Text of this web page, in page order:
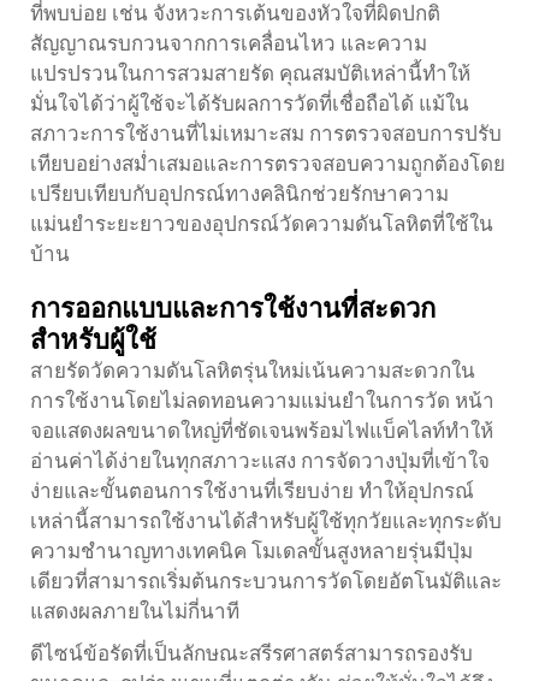
ที่พบบ่อย เช่น จังหวะการเต้นของหัวใจที่ผิดปกติ
สัญญาณรบกวนจากการเคลื่อนไหว และความ
แปรปรวนในการสวมสายรัด คุณสมบัติเหล่านี้ทำให้
มั่นใจได้ว่าผู้ใช้จะได้รับผลการวัดที่เชื่อถือได้ แม้ใน
สภาวะการใช้งานที่ไม่เหมาะสม การตรวจสอบการปรับ
เทียบอย่างสม่ำเสมอและการตรวจสอบความถูกต้องโดย
เปรียบเทียบกับอุปกรณ์ทางคลินิกช่วยรักษาความ
แม่นยำระยะยาวของอุปกรณ์วัดความดันโลหิตที่ใช้ใน
บ้าน
การออกแบบและการใช้งานที่สะดวก
สำหรับผู้ใช้
สายรัดวัดความดันโลหิตรุ่นใหม่เน้นความสะดวกใน
การใช้งานโดยไม่ลดทอนความแม่นยำในการวัด หน้า
จอแสดงผลขนาดใหญ่ที่ชัดเจนพร้อมไฟแบ็คไลท์ทำให้
อ่านค่าได้ง่ายในทุกสภาวะแสง การจัดวางปุ่มที่เข้าใจ
ง่ายและขั้นตอนการใช้งานที่เรียบง่าย ทำให้อุปกรณ์
เหล่านี้สามารถใช้งานได้สำหรับผู้ใช้ทุกวัยและทุกระดับ
ความชำนาญทางเทคนิค โมเดลขั้นสูงหลายรุ่นมีปุ่ม
เดียวที่สามารถเริ่มต้นกระบวนการวัดโดยอัตโนมัติและ
แสดงผลภายในไม่กี่นาที
ดีไซน์ข้อรัดที่เป็นลักษณะสรีรศาสตร์สามารถรองรับ